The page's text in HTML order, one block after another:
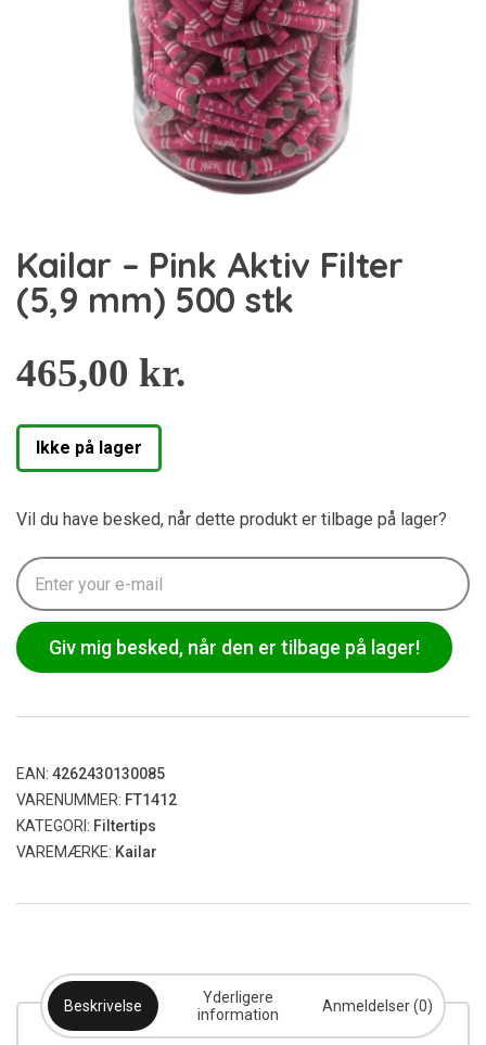
Kailar – Pink Aktiv Filter
(5,9 mm) 500 stk
465,00 kr.
Ikke på lager
Vil du have besked, når dette produkt er tilbage på lager?
Giv mig besked, når den er tilbage på lager!
EAN: 4262430130085
VARENUMMER: FT1412
KATEGORI: Filtertips
VAREMÆRKE: Kailar
Beskrivelse
Yderligere
information
Anmeldelser (0)